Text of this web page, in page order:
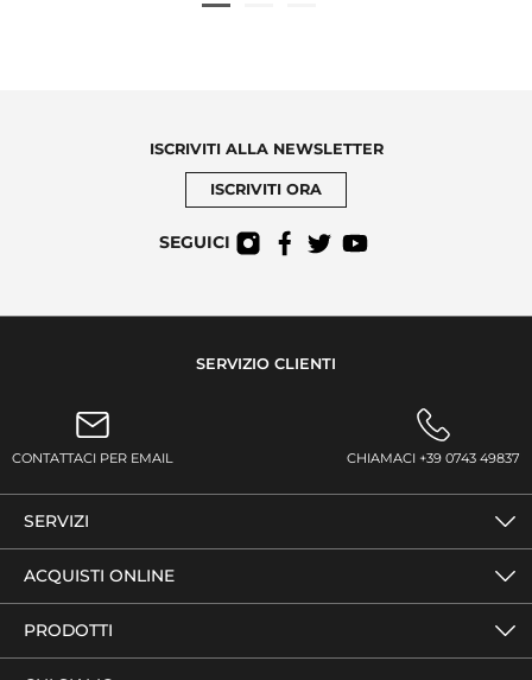
ISCRIVITI ALLA NEWSLETTER
ISCRIVITI ORA
SEGUICI
SERVIZIO CLIENTI
CONTATTACI PER EMAIL CHIAMACI +39 0743 49837
SERVIZI
ACQUISTI ONLINE
PRODOTTI